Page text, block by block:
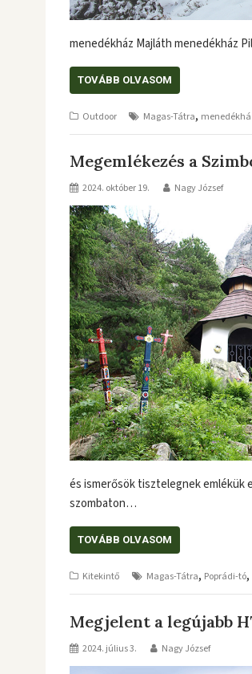
menedékház Majláth menedékház
TOVÁBB OLVASOM
Outdoor Magas-Tátra,
Megemlékezés a
2024. október 19. Nagy József
és ismerősök tisztelegnek emlékük
szombaton…
TOVÁBB OLVASOM
Kitekintő Magas-Tátra, Poprádi-tó,
Megjelent a legújabb
2024. július 3. Nagy József